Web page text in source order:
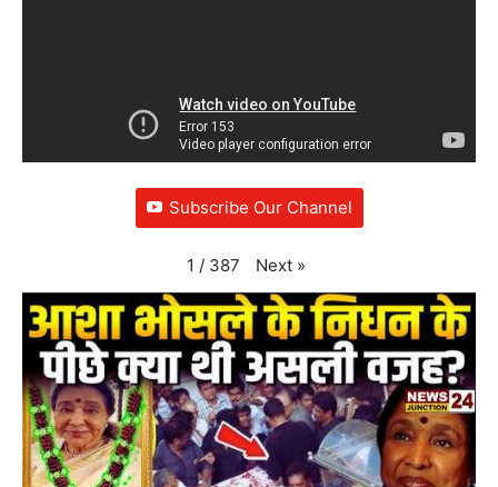
Subscribe Our Channel
1 / 387 Next »